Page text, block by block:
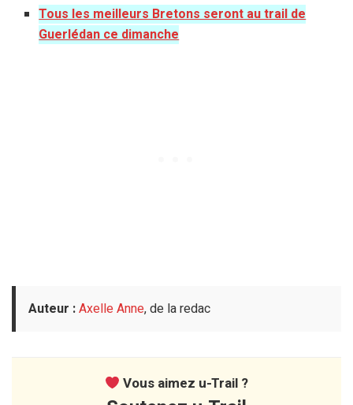
Tous les meilleurs Bretons seront au trail de
Guerlédan ce dimanche
Auteur :Axelle Anne, de la redac
Vous aimez u-Trail ?